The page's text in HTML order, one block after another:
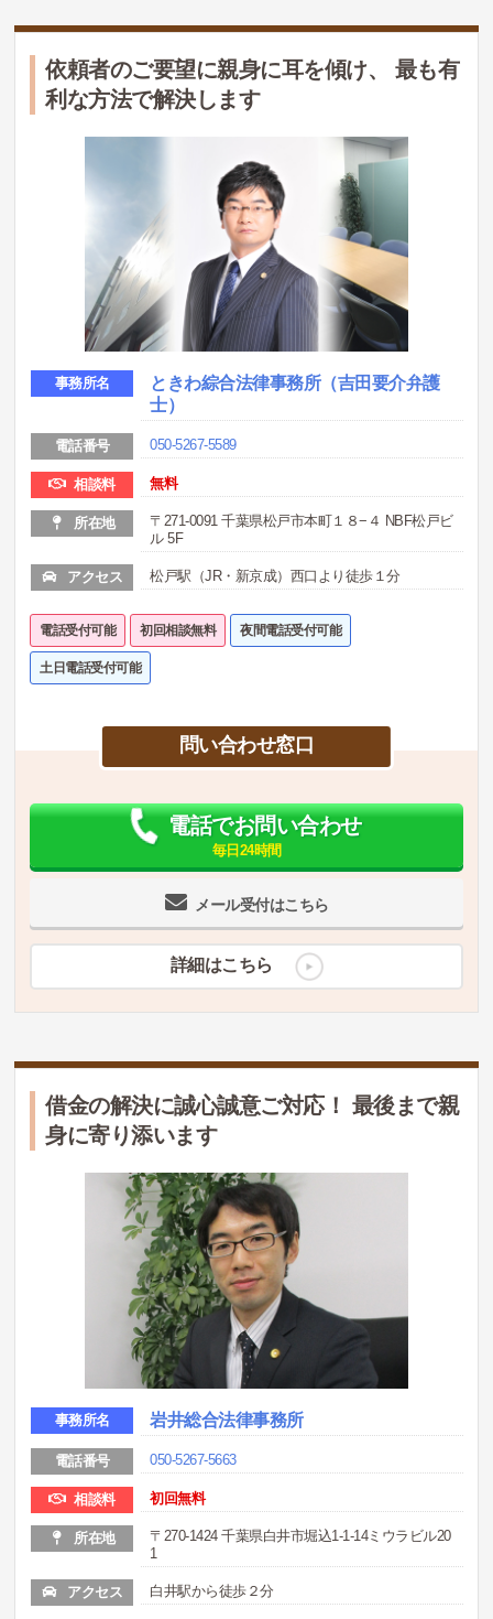
依頼者のご要望に親身に耳を傾け、 最も有
利な方法で解決します
事務所名
ときわ綜合法律事務所（吉田要介弁護
士）
電話番号 050-5267-5589
相談料 無料
所在地
〒271-0091 千葉県松戸市本町１８−４ NBF松戸ビ
ル 5F
アクセス 松戸駅（JR・新京成）西口より徒歩１分
電話受付可能 初回相談無料 夜間電話受付可能
土日電話受付可能
問い合わせ窓口
メール受付はこちら
電話でお問い合わせ
毎日24時間
詳細はこちら
借金の解決に誠心誠意ご対応！ 最後まで親
身に寄り添います
事務所名 岩井総合法律事務所
電話番号 050-5267-5663
相談料 初回無料
所在地
〒270-1424 千葉県白井市堀込1-1-14ミウラビル20
1
アクセス 白井駅から徒歩２分